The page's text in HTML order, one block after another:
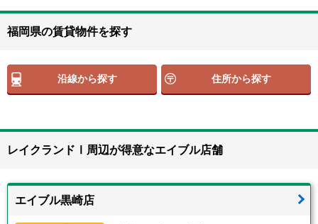
福岡県の賃貸物件を探す
沿線から探す 住所から探す
レイクランドⅠ周辺が得意なエイブル店舗
エイブル黒崎店